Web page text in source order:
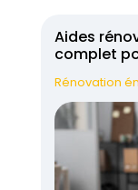
Aides
complet
Rénovation